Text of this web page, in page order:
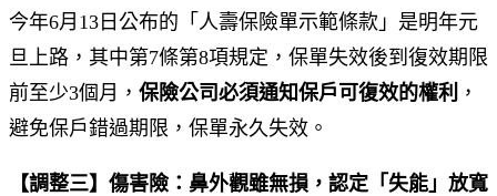
今年6月13日公布的「人壽保險單示範條款」是明年元
旦上路，其中第7條第8項規定，保單失效後到復效期限
前至少3個月， 保險公司必須通知保戶可復效的權利 ，
避免保戶錯過期限，保單永久失效。
【調整三】傷害險：鼻外觀雖無損，認定「失能」放寬